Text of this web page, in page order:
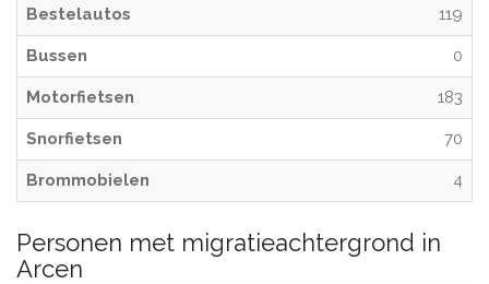
Bestelautos 119
Bussen 0
Motorfietsen 183
Snorfietsen 70
Brommobielen 4
Personen met migratieachtergrond in
Arcen